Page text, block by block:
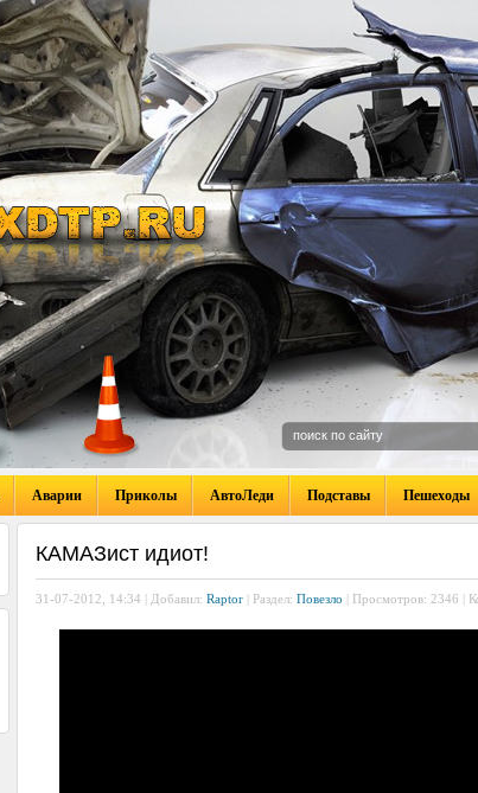
Аварии Приколы АвтоЛеди Подставы Пешеходы
КАМАЗист идиот!
31-07-2012, 14:34 | Добавил: Raptor | Раздел: Повезло | Просмотров: 2346 |